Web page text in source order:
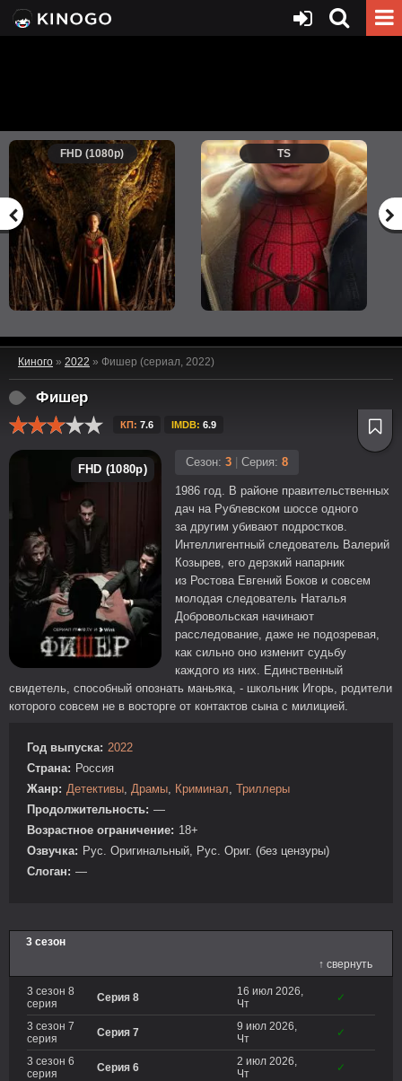
FHD (1080p) TS
Киного » 2022 » Фишер (сериал, 2022)
Фишер
КП: 7.6 IMDB: 6.9
FHD (1080p)
Сезон: 3 Серия: 8
1986 год. В районе правительственных
дач на Рублевском шоссе одного
за другим убивают подростков.
Интеллигентный следователь Валерий
Козырев, его дерзкий напарник
из Ростова Евгений Боков и совсем
молодая следователь Наталья
Добровольская начинают
расследование, даже не подозревая,
как сильно оно изменит судьбу
каждого из них. Единственный
свидетель, способный опознать маньяка, - школьник Игорь, родители
которого совсем не в восторге от контактов сына с милицией.
Год выпуска: 2022
Страна: Россия
Жанр: Детективы, Драмы, Криминал, Триллеры
Продолжительность: —
Возрастное ограничение: 18+
Озвучка: Рус. Оригинальный, Рус. Ориг. (без цензуры)
Слоган: —
3 сезон
↑ свернуть
3 сезон 8
серия
Серия 8
16 июл 2026,
Чт
✓
3 сезон 7
серия
Серия 7
9 июл 2026,
Чт
✓
3 сезон 6
серия
Серия 6
2 июл 2026,
Чт
✓